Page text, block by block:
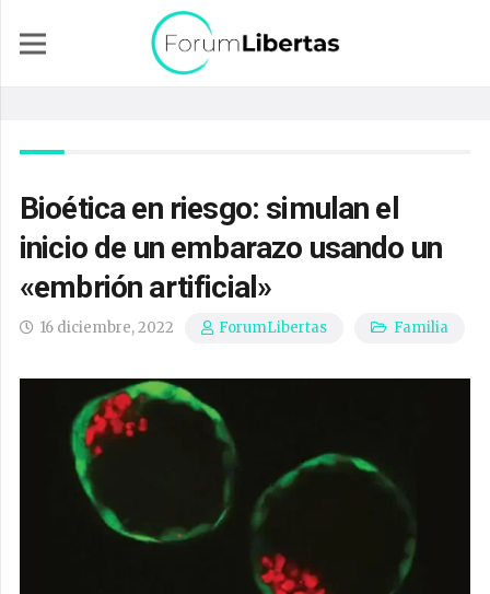
Bioética en riesgo: simulan el
inicio de un embarazo usando un
«embrión artificial»
16 diciembre, 2022 ForumLibertas Familia